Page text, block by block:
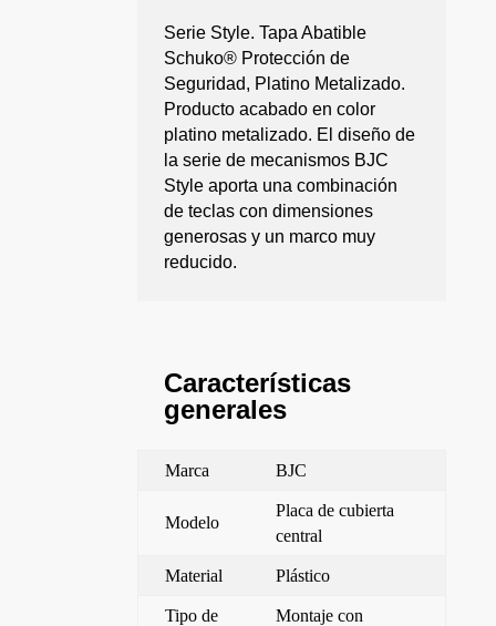
Serie Style. Tapa Abatible
Schuko® Protección de
Seguridad, Platino Metalizado.
Producto acabado en color
platino metalizado. El diseño de
la serie de mecanismos BJC
Style aporta una combinación
de teclas con dimensiones
generosas y un marco muy
reducido.
Características
generales
Marca BJC
Modelo
Placa de cubierta
central
Material Plástico
Tipo de
Montaje con